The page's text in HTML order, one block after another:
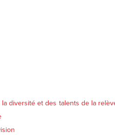
diversité et des talents de la